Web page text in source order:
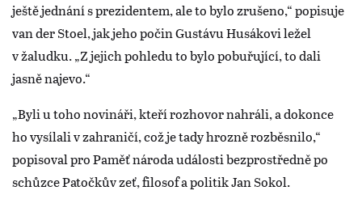
ještě jednání s prezidentem, ale to bylo zrušeno,“ popisuje
van der Stoel, jak jeho počin Gustávu Husákovi ležel
v žaludku. „Z jejich pohledu to bylo pobuřující, to dali
jasně najevo.“
„Byli u toho novináři, kteří rozhovor nahráli, a dokonce
ho vysílali v zahraničí, což je tady hrozně rozběsnilo,“
popisoval pro Paměť národa události bezprostředně po
schůzce Patočkův zeť, filosof a politik Jan Sokol.